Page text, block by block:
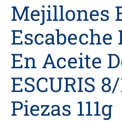
Mejillones
Escabeche
En Aceite
ESCURIS
Piezas 111g